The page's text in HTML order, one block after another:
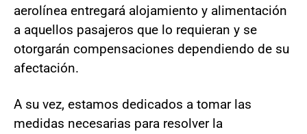
aerolínea entregará alojamiento y alimentación
a aquellos pasajeros que lo requieran y se
otorgarán compensaciones dependiendo de su
afectación.
A su vez, estamos dedicados a tomar las
medidas necesarias para resolver la